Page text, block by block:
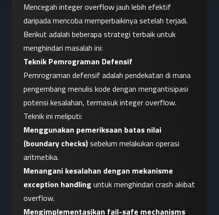
Mencegah integer overflow jauh lebih efektif
daripada mencoba memperbaikinya setelah terjadi.
Berikut adalah beberapa strategi terbaik untuk
menghindari masalah ini:
Teknik Pemrograman Defensif
Pemrograman defensif adalah pendekatan di mana
pengembang menulis kode dengan mengantisipasi
potensi kesalahan, termasuk integer overflow.
Teknik ini meliputi:
Menggunakan pemeriksaan batas nilai
(boundary checks) sebelum melakukan operasi
aritmetika.
Menangani kesalahan dengan mekanisme
exception handling untuk menghindari crash akibat
overflow.
Mengimplementasikan fail-safe mechanisms